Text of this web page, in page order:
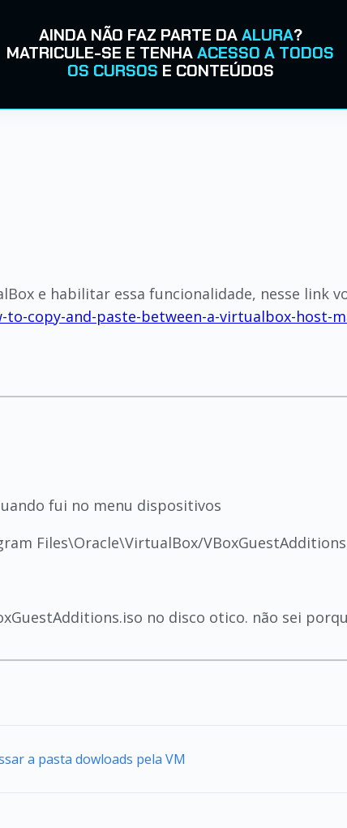
AINDA NÃO FAZ PARTE DAALURA?
MATRICULE-SE E TENHAACESSO A TODOS
OS CURSOS E CONTEÚDOS
e habilitar essa funcionalidade, nesse link
copy-and-paste-between-a-virtualbox-host-
fui no menu dispositivos
Files\Oracle\VirtualBox/
no disco otico. não sei
a pasta dowloads pela VM